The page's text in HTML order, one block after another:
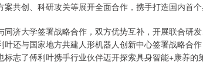
案共创、科研攻关等展开全面合作，携手打造国内首个
济大学签署战略合作，双方优势互补，开展联合研
叶还与国家地方共建人形机器人创新中心签署战略合
志了傅利叶携手行业伙伴迈开探索具身智能+康养的